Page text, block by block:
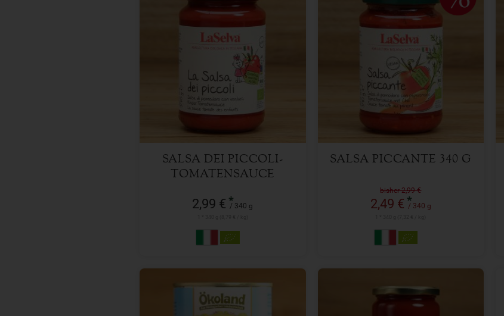
SALSA DEI PICCOLI-
TOMATENSAUCE
2,99 € *
/ 340 g
2,99
SALSA PICCANTE 340 G
bisher 2,99 €
2,49 € *
/ 340 g
340 g
2,49